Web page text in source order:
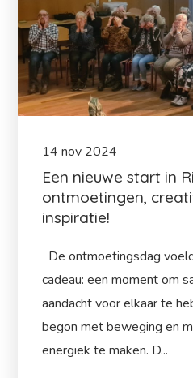
14 nov 2024
Een nieuwe start in
ontmoetingen,
inspiratie!
De ontmoetingsdag
cadeau: een moment om
aandacht voor elkaar te
begon met beweging en
energiek te maken. D...